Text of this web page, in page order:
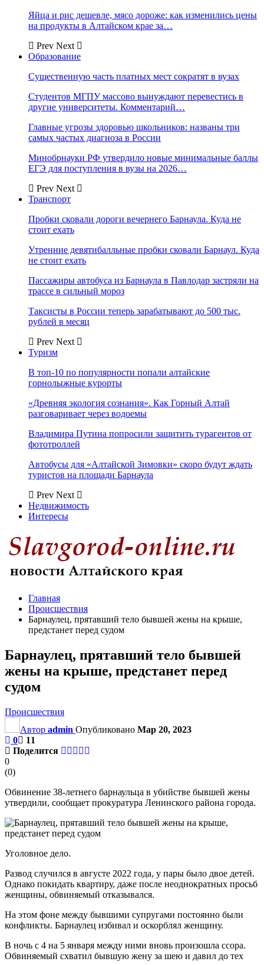
Яйца и рис дешевле, мясо дороже: как изменились цены
на продукты в Алтайском крае за…
Prev Next
Образование
Существенную часть платных мест сократят в вузах
Студентов МГПУ массово вынуждают перевестись в
другие университеты. Комментарий…
Главные угрозы здоровью школьников: названы три
самых частых диагноза в России
Минобрнауки РФ утвердило новые минимальные баллы
ЕГЭ для поступления в вузы на 2026…
Prev Next
Транспорт
Пробки сковали дороги вечернего Барнаула. Куда не
стоит ехать
Утренние девятибалльные пробки сковали Барнаул. Куда
не стоит ехать
Пассажиры автобуса из Барнаула в Павлодар застряли на
трассе в сильный мороз
Таксисты в России теперь зарабатывают до 500 тыс.
рублей в месяц
Prev Next
Туризм
В топ-10 по популярности попали алтайские
горнолыжные курорты
«Древняя экология сознания». Как Горный Алтай
разговаривает через водоемы
Владимира Путина попросили защитить турагентов от
фототроллей
Автобусы для «Алтайской Зимовки» скоро будут ждать
туристов на площади Барнаула
Prev Next
Недвижимость
Интересы
Главная
Происшествия
Барнаулец, прятавший тело бывшей жены на крыше,
предстанет перед судом
Барнаулец, прятавший тело бывшей
жены на крыше, предстанет перед
судом
Происшествия
Автор admin Опубликовано Мар 20, 2023
0
11
Поделится
0
(0)
Обвинение 38-летнего барнаульца в убийстве бывшей жены
утвердили, сообщает прокуратура Ленинского района города.
Уголовное дело.
Развод случился в августе 2022 года, у пары было двое детей.
Однако покидать квартиру, даже после неоднократных просьб
женщины, обвиняемый отказывался.
На этом фоне между бывшими супругами постоянно были
конфликты. Барнаулец избивал и оскорблял женщину.
В ночь с 4 на 5 января между ними вновь произошла ссора.
Обвиняемый схватил бывшую жену за шею и давил до тех